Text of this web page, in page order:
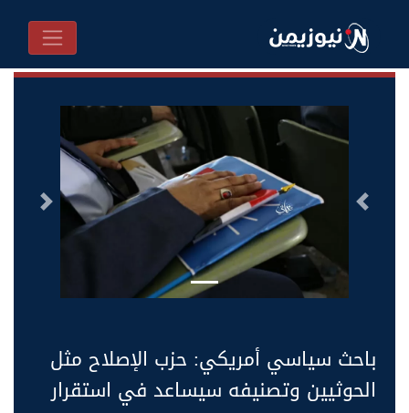
السابق التالى
باحث سياسي أمريكي: حزب الإصلاح مثل
الحوثيين وتصنيفه سيساعد في استقرار